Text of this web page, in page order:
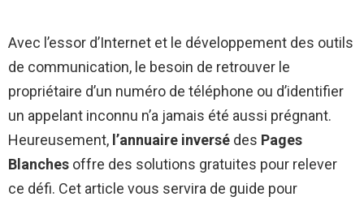
Avec l’essor d’Internet et le développement des outils
de communication, le besoin de retrouver le
propriétaire d’un numéro de téléphone ou d’identifier
un appelant inconnu n’a jamais été aussi prégnant.
Heureusement, l’annuaire inversé des Pages
Blanches offre des solutions gratuites pour relever
ce défi. Cet article vous servira de guide pour